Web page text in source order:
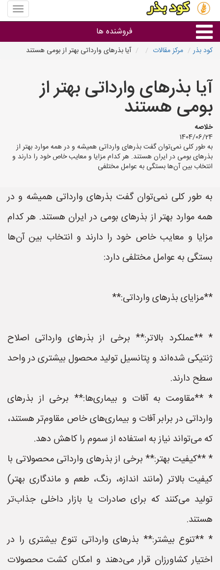
منوی
سایت
بذر
فروشنده ها
استان ها
کود بذر مرکز مقالات آیا بذرهای وارداتی بهتر از بومی هستند
آیا بذرهای وارداتی بهتر از
بومی هستند
خلاصه
1404/06/24
به طور کلی نمی‌توان گفت بذرهای وارداتی همیشه و در همه موارد بهتر از
بذرهای بومی در ایران هستند. هر کدام مزایا و معایب خاص خود را دارند و
انتخاب بین آن‌ها بستگی به عوامل مختلفی
به طور کلی نمی‌توان گفت بذرهای وارداتی همیشه و در
همه موارد بهتر از بذرهای بومی در ایران هستند. هر کدام
مزایا و معایب خاص خود را دارند و انتخاب بین آن‌ها
بستگی به عوامل مختلفی دارد:
**مزایای بذرهای وارداتی:**
* **عملکرد بالاتر:** برخی از بذرهای وارداتی اصلاح
ژنتیکی شده‌اند و پتانسیل تولید محصول بیشتری در واحد
سطح دارند.
* **مقاومت به آفات و بیماری‌ها:** برخی از بذرهای
وارداتی در برابر آفات و بیماری‌های خاص مقاوم‌تر هستند،
که می‌تواند نیاز به استفاده از سموم را کاهش دهد.
* **کیفیت بهتر:** برخی از بذرهای وارداتی محصولاتی با
کیفیت بالاتر (مانند اندازه، رنگ، طعم و ماندگاری بهتر)
تولید می‌کنند که برای صادرات یا بازار داخلی جذاب‌تر
هستند.
* **تنوع بیشتر:** بذرهای وارداتی تنوع بیشتری را در
اختیار کشاورزان قرار می‌دهند و امکان کشت محصولات